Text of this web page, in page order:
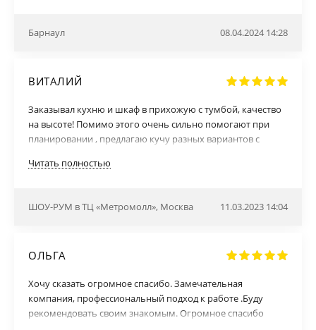
Барнаул 08.04.2024 14:28
ВИТАЛИЙ
Заказывал кухню и шкаф в прихожую с тумбой, качество
на высоте! Помимо этого очень сильно помогают при
планировании , предлагаю кучу разных вариантов с
предлагают свои решения. Спасибо менеджеру Татьяне,
Читать полностью
ШОУ-РУМ в ТЦ «Метромолл», Москва 11.03.2023 14:04
ОЛЬГА
Хочу сказать огромное спасибо. Замечательная
компания, профессиональный подход к работе .Буду
рекомендовать своим знакомым. Огромное спасибо